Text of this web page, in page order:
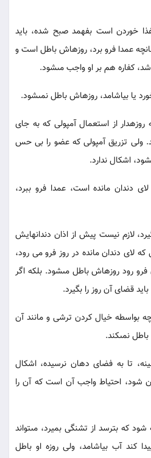
غذا خوردن است بفهمد صبح شده، بايد
عمدا فرو برد، روزه‏اش باطل است و
كفاره هم بر او واجب مى‏شود.
روزه‏دار از استعمال آمپولى كه به جاى
ولى تزريق آمپولى كه عضو را بى حس
اشكال ندارد.
لاى دندان مانده است، عمدا فرو ببرد،
لازم نيست پيش از اذان دندانهايش
كه لاى دندان مانده در روز فرو مى رود،
رود روزه‏اش باطل مى‏شود. بلكه اگر
قضاى آن روز را بگيرد.
چه بواسطه خيال كردن ترشى و مانند آن
نمى‏كند.
سينه، تا به فضاى دهان نرسيده، اشكال
شود، احتياط واجب آن است كه آن را
شود كه بترسد از تشنگى بميرد، مى‏تواند
كند آب بياشامد، ولى روزه او باطل